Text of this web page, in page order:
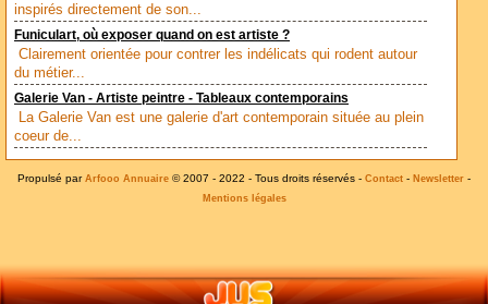
inspirés directement de son...
Funiculart, où exposer quand on est artiste ?
Clairement orientée pour contrer les indélicats qui rodent autour
du métier...
Galerie Van - Artiste peintre - Tableaux contemporains
La Galerie Van est une galerie d'art contemporain située au plein
coeur de...
Propulsé par Arfooo Annuaire © 2007 - 2022 - Tous droits réservés - Contact - Newsletter -
Mentions légales